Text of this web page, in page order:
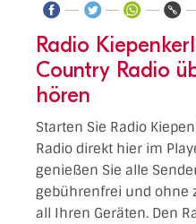
Radio
Country Radio
hören
Starten Sie Radio
Radio direkt hier im
genießen Sie alle
gebührenfrei und ohne
all Ihren Geräten. Den